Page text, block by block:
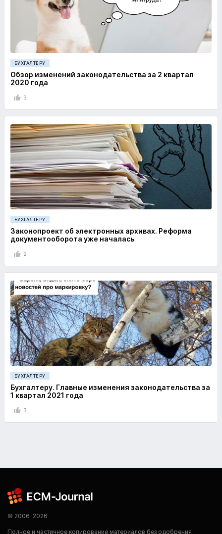
БУХГАЛТЕРУ
Обзор изменений законодательства за 2 квартал
2020 года
3
БУХГАЛТЕРУ
Законопроект об электронных архивах. Реформа
документооборота уже началась
2
БУХГАЛТЕРУ
Бухгалтеру. Главные изменения законодательства за
1 квартал 2021 года
3
© 2006-2026
Полное и частичное копирование материалов без одобрения